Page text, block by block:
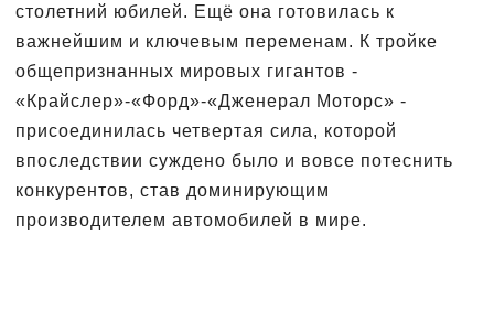
столетний юбилей. Ещё она готовилась к
важнейшим и ключевым переменам. К тройке
общепризнанных мировых гигантов -
«Крайслер»-«Форд»-«Дженерал Моторс» -
присоединилась четвертая сила, которой
впоследствии суждено было и вовсе потеснить
конкурентов, став доминирующим
производителем автомобилей в мире.